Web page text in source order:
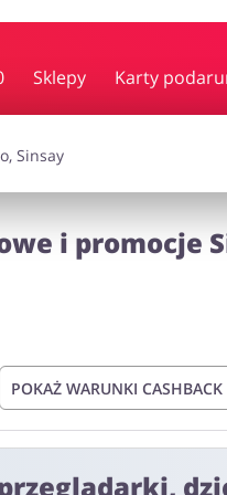
Sklepy Karty
i promocje
POKAŻ WARUNKI CASHBACK
zł.